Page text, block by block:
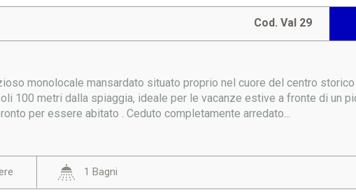
Cod. Val 29
monolocale mansardato situato proprio nel cuore del centro
100 metri dalla spiaggia, ideale per le vacanze estive a fronte di un
per essere abitato . Ceduto completamente arredato...
1 Bagni